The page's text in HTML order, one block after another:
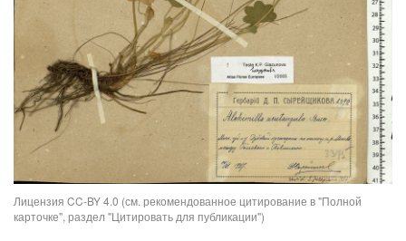
Лицензия CC-BY 4.0 (см. рекомендованное цитирование в "Полной
карточке", раздел "Цитировать для публикации")